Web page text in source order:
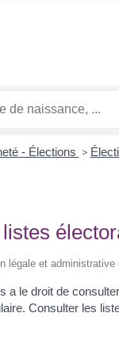
- Élections >
légale et administrative
a le droit de
Consulter les